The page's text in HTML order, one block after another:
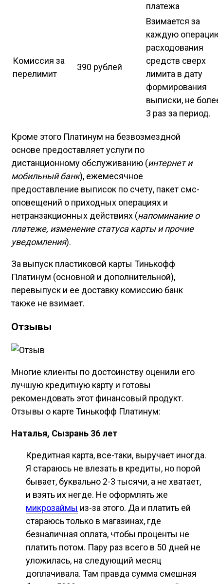
платежа
Комиссия за
перелимит
390 рублей
Взимается за
каждую
расходования
средств сверх
лимита в дату
формирования
выписки, не
3 раз за период.
Кроме этого Платинум на безвозмездной
основе предоставляет услуги по
дистанционному обслуживанию (интернет и
мобильный банк), ежемесячное
предоставление выписок по счету, пакет смс-
оповещений о приходных операциях и
нетранзакционных действиях (напоминание о
платеже, изменение статуса карты и прочие
уведомления).
За выпуск пластиковой карты Тинькофф
Платинум (основной и дополнительной),
перевыпуск и ее доставку комиссию банк
также не взимает.
Отзывы
Многие клиенты по достоинству оценили его
лучшую кредитную карту и готовы
рекомендовать этот финансовый продукт.
Отзывы о карте Тинькофф Платинум:
Наталья, Сызрань 36 лет
Кредитная карта, все-таки, выручает иногда.
Я стараюсь не влезать в кредиты, но порой
бывает, буквально 2-3 тысячи, а не хватает,
и взять их негде. Не оформлять же
микрозаймы из-за этого. Да и платить ей
стараюсь только в магазинах, где
безналичная оплата, чтобы проценты не
платить потом. Пару раз всего в 50 дней не
уложилась, на следующий месяц
доплачивала. Там правда сумма смешная